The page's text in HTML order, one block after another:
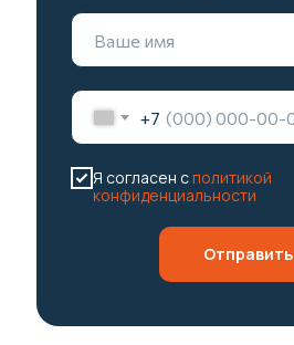
+7
Я согласен сполитикой
конфиденциальности
Отправить